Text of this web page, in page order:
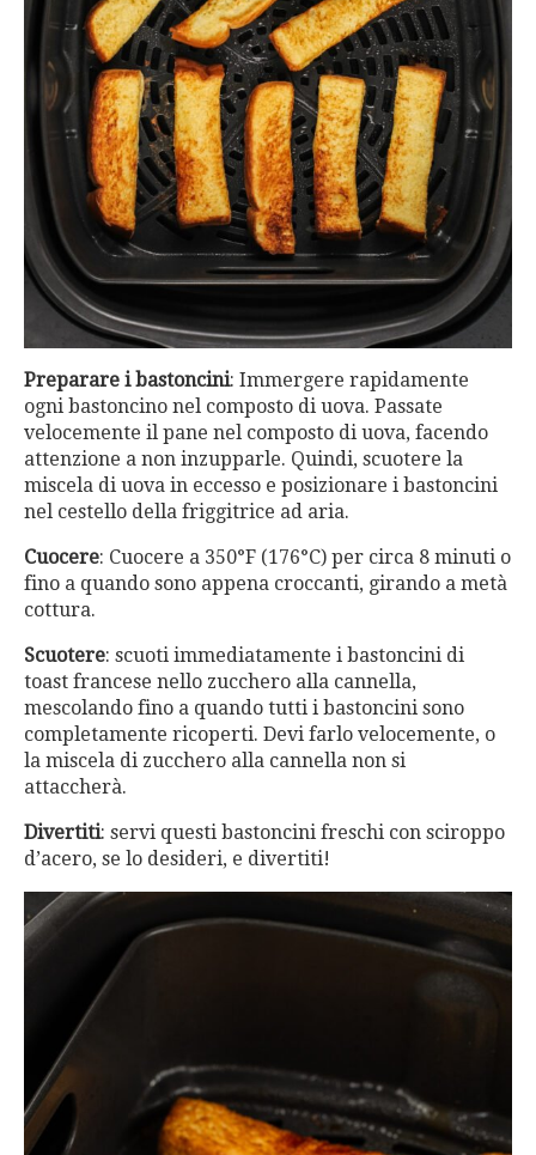
Preparare i bastoncini: Immergere rapidamente
ogni bastoncino nel composto di uova. Passate
velocemente il pane nel composto di uova, facendo
attenzione a non inzupparle. Quindi, scuotere la
miscela di uova in eccesso e posizionare i bastoncini
nel cestello della friggitrice ad aria.
Cuocere: Cuocere a 350°F (176°C) per circa 8 minuti o
fino a quando sono appena croccanti, girando a metà
cottura.
Scuotere: scuoti immediatamente i bastoncini di
toast francese nello zucchero alla cannella,
mescolando fino a quando tutti i bastoncini sono
completamente ricoperti. Devi farlo velocemente, o
la miscela di zucchero alla cannella non si
attaccherà.
Divertiti: servi questi bastoncini freschi con sciroppo
d’acero, se lo desideri, e divertiti!